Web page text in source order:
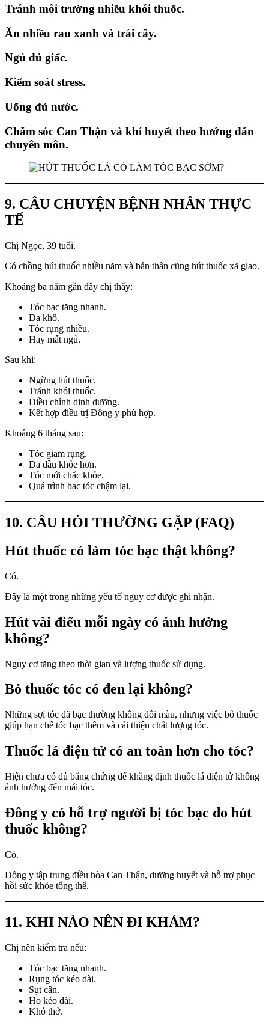
Tránh môi trường nhiều khói thuốc.
Ăn nhiều rau xanh và trái cây.
Ngủ đủ giấc.
Kiểm soát stress.
Uống đủ nước.
Chăm sóc Can Thận và khí huyết theo hướng dẫn
chuyên môn.
9. CÂU CHUYỆN BỆNH NHÂN THỰC
TẾ
Chị Ngọc, 39 tuổi.
Có chồng hút thuốc nhiều năm và bản thân cũng hút thuốc xã giao.
Khoảng ba năm gần đây chị thấy:
Tóc bạc tăng nhanh.
Da khô.
Tóc rụng nhiều.
Hay mất ngủ.
Sau khi:
Ngừng hút thuốc.
Tránh khói thuốc.
Điều chỉnh dinh dưỡng.
Kết hợp điều trị Đông y phù hợp.
Khoảng 6 tháng sau:
Tóc giảm rụng.
Da đầu khỏe hơn.
Tóc mới chắc khỏe.
Quá trình bạc tóc chậm lại.
10. CÂU HỎI THƯỜNG GẶP (FAQ)
Hút thuốc có làm tóc bạc thật không?
Có.
Đây là một trong những yếu tố nguy cơ được ghi nhận.
Hút vài điếu mỗi ngày có ảnh hưởng
không?
Nguy cơ tăng theo thời gian và lượng thuốc sử dụng.
Bỏ thuốc tóc có đen lại không?
Những sợi tóc đã bạc thường không đổi màu, nhưng việc bỏ thuốc
giúp hạn chế tóc bạc thêm và cải thiện chất lượng tóc.
Thuốc lá điện tử có an toàn hơn cho tóc?
Hiện chưa có đủ bằng chứng để khẳng định thuốc lá điện tử không
ảnh hưởng đến mái tóc.
Đông y có hỗ trợ người bị tóc bạc do hút
thuốc không?
Có.
Đông y tập trung điều hòa Can Thận, dưỡng huyết và hỗ trợ phục
hồi sức khỏe tổng thể.
11. KHI NÀO NÊN ĐI KHÁM?
Chị nên kiểm tra nếu:
Tóc bạc tăng nhanh.
Rụng tóc kéo dài.
Sụt cân.
Ho kéo dài.
Khó thở.